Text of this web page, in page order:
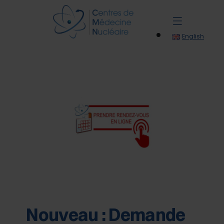
English
Nouveau : Demande